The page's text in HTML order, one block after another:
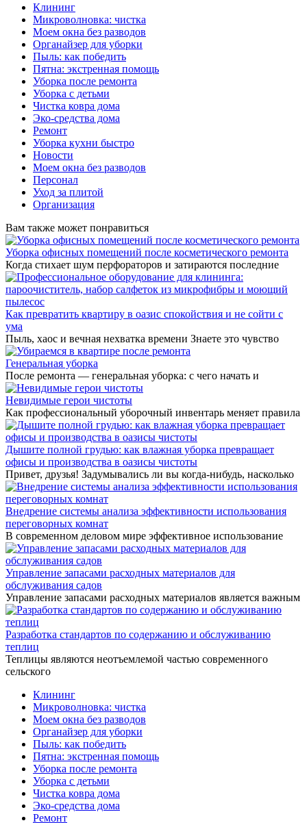
Клининг
Микроволновка: чистка
Моем окна без разводов
Органайзер для уборки
Пыль: как победить
Пятна: экстренная помощь
Уборка после ремонта
Уборка с детьми
Чистка ковра дома
Эко-средства дома
Ремонт
Уборка кухни быстро
Новости
Моем окна без разводов
Персонал
Уход за плитой
Организация
Вам также может понравиться
Уборка офисных помещений после косметического ремонта
Когда стихает шум перфораторов и затираются последние
Как превратить квартиру в оазис спокойствия и не сойти с
ума
Пыль, хаос и вечная нехватка времени Знаете это чувство
Генеральная уборка
После ремонта — генеральная уборка: с чего начать и
Невидимые герои чистоты
Как профессиональный уборочный инвентарь меняет правила
Дышите полной грудью: как влажная уборка превращает
офисы и производства в оазисы чистоты
Привет, друзья! Задумывались ли вы когда-нибудь, насколько
Внедрение системы анализа эффективности использования
переговорных комнат
В современном деловом мире эффективное использование
Управление запасами расходных материалов для
обслуживания садов
Управление запасами расходных материалов является важным
Разработка стандартов по содержанию и обслуживанию
теплиц
Теплицы являются неотъемлемой частью современного
сельского
Клининг
Микроволновка: чистка
Моем окна без разводов
Органайзер для уборки
Пыль: как победить
Пятна: экстренная помощь
Уборка после ремонта
Уборка с детьми
Чистка ковра дома
Эко-средства дома
Ремонт